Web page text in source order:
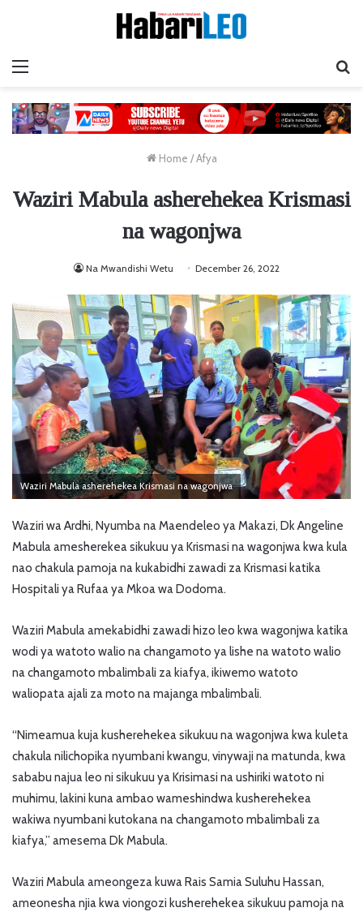
Home / Afya
Waziri Mabula asherehekea Krismasi
na wagonjwa
Na Mwandishi Wetu December 26, 2022
Waziri Mabula asherehekea Krismasi na wagonjwa
Waziri wa Ardhi, Nyumba na Maendeleo ya Makazi, Dk Angeline
Mabula amesherekea sikukuu ya Krismasi na wagonjwa kwa kula
nao chakula pamoja na kukabidhi zawadi za Krismasi katika
Hospitali ya Rufaa ya Mkoa wa Dodoma.
Waziri Mabula amekabidhi zawadi hizo leo kwa wagonjwa katika
wodi ya watoto walio na changamoto ya lishe na watoto walio
na changamoto mbalimbali za kiafya, ikiwemo watoto
waliopata ajali za moto na majanga mbalimbali.
“Nimeamua kuja kusherehekea sikukuu na wagonjwa kwa kuleta
chakula nilichopika nyumbani kwangu, vinywaji na matunda, kwa
sababu najua leo ni sikukuu ya Krisimasi na ushiriki watoto ni
muhimu, lakini kuna ambao wameshindwa kusherehekea
wakiwa nyumbani kutokana na changamoto mbalimbali za
kiafya,” amesema Dk Mabula.
Waziri Mabula ameongeza kuwa Rais Samia Suluhu Hassan,
ameonesha njia kwa viongozi kusherehekea sikukuu pamoja na